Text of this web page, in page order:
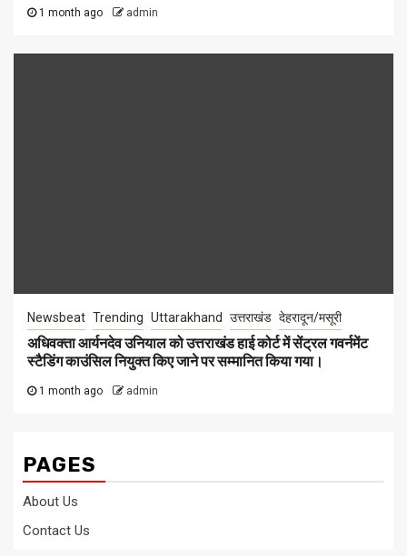
1 month ago admin
Newsbeat Trending Uttarakhand उत्तराखंड देहरादून/मसूरी
अधिवक्ता आर्यनदेव उनियाल को उत्तराखंड हाई कोर्ट में सेंट्रल गवर्नमेंट
स्टैडिंग काउंसिल नियुक्त किए जाने पर सम्मानित किया गया।
1 month ago admin
PAGES
About Us
Contact Us